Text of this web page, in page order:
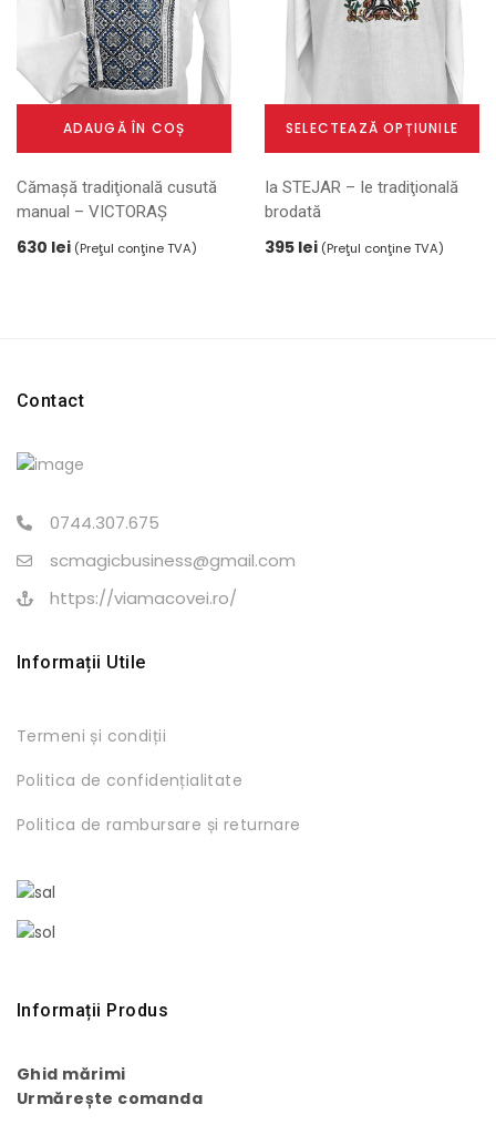
ADAUGĂ ÎN COȘ
Cămașă tradiţională cusută
manual – VICTORAŞ
630 lei (Preţul conţine TVA)
SELECTEAZĂ OPȚIUNILE
produs
multe
Ia STEJAR – Ie tradiţională
brodată
395 lei (Preţul conţine TVA)
Contact
0744.307.675
scmagicbusiness@gmail.com
https://viamacovei.ro/
Informații Utile
Termeni și condiții
Politica de confidențialitate
Politica de rambursare și returnare
Informații Produs
Ghid mărimi
Urmărește comanda